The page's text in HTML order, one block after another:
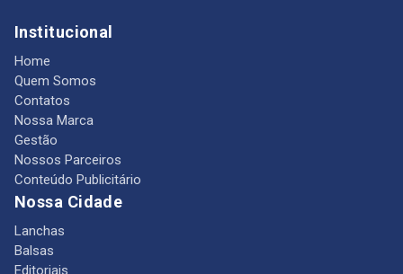
Institucional
Home
Quem Somos
Contatos
Nossa Marca
Gestão
Nossos Parceiros
Conteúdo Publicitário
Nossa Cidade
Lanchas
Balsas
Editoriais